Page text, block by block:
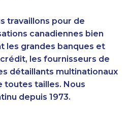
travaillons pour de
canadiennes bien
les grandes banques et
les fournisseurs de
détaillants multinationaux
toutes tailles. Nous
depuis 1973.